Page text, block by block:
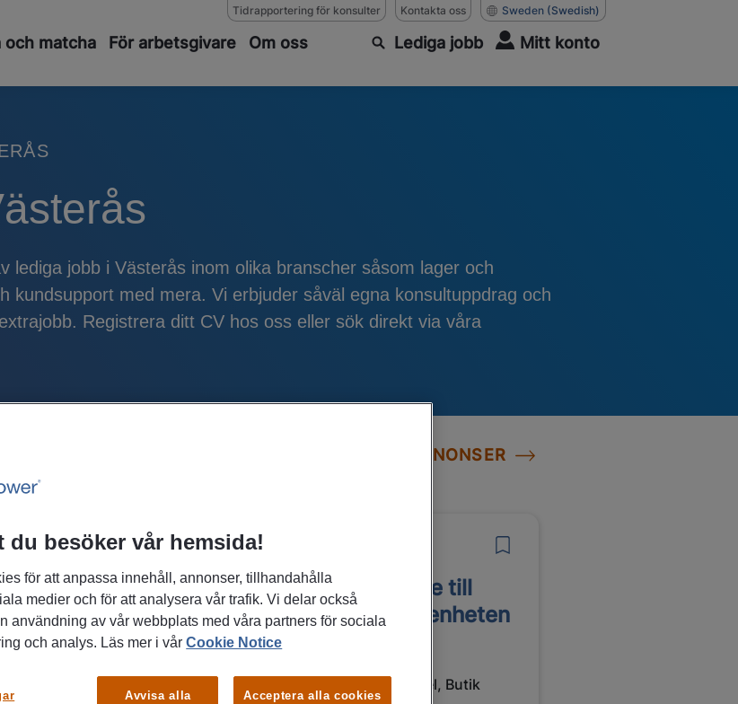
Tidrapportering för konsulter Kontakta oss Sweden (Swedish)
och matcha För arbetsgivare Om oss Lediga jobb Mitt konto
lediga jobb i Västerås inom olika branscher såsom lager och
kundsupport med mera. Vi erbjuder såväl egna konsultuppdrag och
Registrera ditt CV hos oss eller sök direkt via våra
SE ALLA JOBBANNONSER
08/07/2026
Tandsköterska
sökes till OC klinik i
Västerås- Unnegård
Köksmästare till
Restaurangenheten
Service, Handel, Butik
du besöker vår hemsida!
för att anpassa innehåll, annonser, tillhandahålla
medier och för att analysera vår trafik. Vi delar också
användning av vår webbplats med våra partners för sociala
och analys. Läs mer i vårCookie Notice
Avvisa alla Acceptera alla cookies